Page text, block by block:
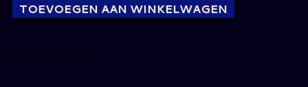
TOEVOEGEN AAN WINKELWAGEN
1 op voorraad